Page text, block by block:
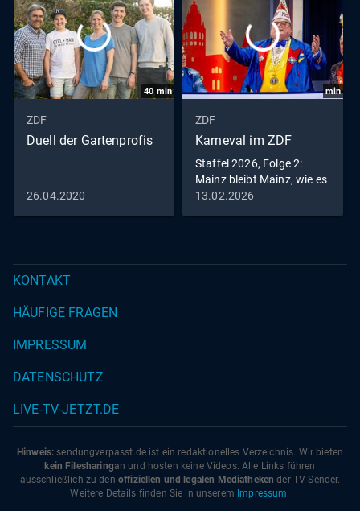
40 min
ZDF
Duell der Gartenprofis
26.04.2020
min
ZDF
Karneval im ZDF
Staffel 2026, Folge 2:
Mainz bleibt Mainz, wie es
singt und lacht
13.02.2026
KONTAKT
HÄUFIGE FRAGEN
IMPRESSUM
DATENSCHUTZ
LIVE-TV-JETZT.DE
Hinweis: sendungverpasst.de ist ein redaktionelles Verzeichnis. Wir bieten
kein Filesharingan und hosten keine Videos. Alle Links führen
ausschließlich zu den offiziellen und legalen Mediatheken der TV-Sender.
Weitere Details finden Sie in unserem Impressum.